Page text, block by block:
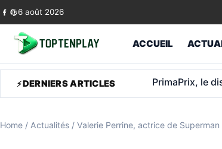
Skip to content
6 août 2026
ACCUEIL
DERNIERS ARTICLES ASPA 2026:
Home / Actualités / Valerie Perrine, actrice de